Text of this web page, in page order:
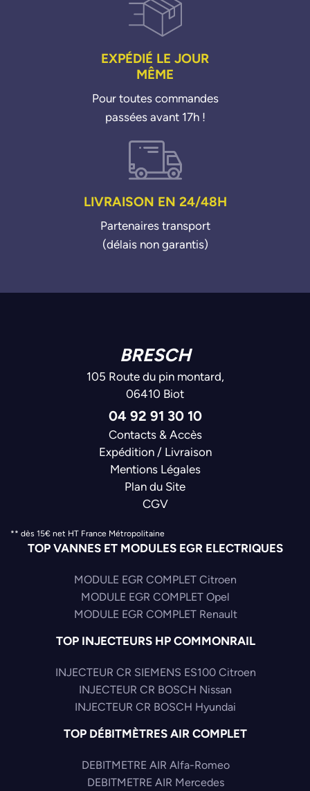
EXPÉDIÉ LE JOUR
MÊME
Pour toutes commandes
passées avant 17h !
LIVRAISON EN 24/48H
Partenaires transport
(délais non garantis)
BRESCH
105 Route du pin montard,
06410 Biot
04 92 91 30 10
Contacts & Accès
Expédition / Livraison
Mentions Légales
Plan du Site
CGV
** dès 15€ net HT France Métropolitaine
TOP VANNES ET MODULES EGR ELECTRIQUES
MODULE EGR COMPLET Citroen
MODULE EGR COMPLET Opel
MODULE EGR COMPLET Renault
TOP INJECTEURS HP COMMONRAIL
INJECTEUR CR SIEMENS ES100 Citroen
INJECTEUR CR BOSCH Nissan
INJECTEUR CR BOSCH Hyundai
TOP DÉBITMÈTRES AIR COMPLET
DEBITMETRE AIR Alfa-Romeo
DEBITMETRE AIR Mercedes